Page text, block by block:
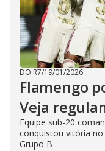
DO R7/19/01/2026
Flamengo
Veja
Equipe sub-20
conquistou vitória
Grupo B